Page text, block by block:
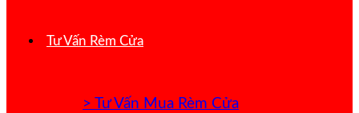
Tư Vấn Rèm Cửa
> Tư Vấn Mua Rèm Cửa